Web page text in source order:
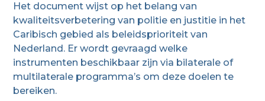
Het document wijst op het belang van
kwaliteitsverbetering van politie en justitie in het
Caribisch gebied als beleidsprioriteit van
Nederland. Er wordt gevraagd welke
instrumenten beschikbaar zijn via bilaterale of
multilaterale programma’s om deze doelen te
bereiken.